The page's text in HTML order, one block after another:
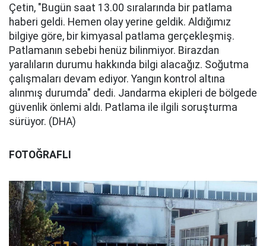
Çetin, "Bugün saat 13.00 sıralarında bir patlama
haberi geldi. Hemen olay yerine geldik. Aldığımız
bilgiye göre, bir kimyasal patlama gerçekleşmiş.
Patlamanın sebebi henüz bilinmiyor. Birazdan
yaralıların durumu hakkında bilgi alacağız. Soğutma
çalışmaları devam ediyor. Yangın kontrol altına
alınmış durumda" dedi. Jandarma ekipleri de bölgede
güvenlik önlemi aldı. Patlama ile ilgili soruşturma
sürüyor. (DHA)
FOTOĞRAFLI